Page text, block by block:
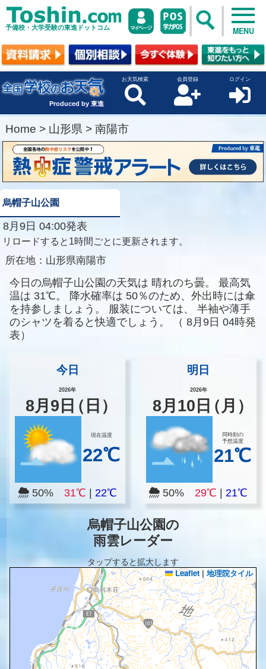
予備校・大学受験の東進ドットコム MENU
Produced by 東進
お天気検索 会員登録 ログイン
Home > 山形県 > 南陽市
烏帽子山公園
8月9日 04:00発表
リロードすると1時間ごとに更新されます。
所在地： 山形県南陽市
今日の烏帽子山公園の天気は 晴れのち曇。
最高気
温は 31℃。 降水確率は 50％のため、外出時には傘
を持参しましょう。
服装については、
半袖や薄手
のシャツを着ると快適でしょう。
（ 8月9日 04時発
表）
今日
2026年
8月 9 日（日）
現在温度
22℃
50% 31℃ 22℃
明日
2026年
8月 10 日（月）
同時刻の
予想温度
21℃
50% 29℃ |21℃
烏帽子山公園の
雨雲レーダー
タップすると拡大します
Leaflet | 地理院タイル